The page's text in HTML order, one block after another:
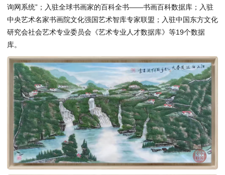
询网系统”；入驻全球书画家的百科全书——书画百科数据库；入驻
中央艺术名家书画院文化强国艺术智库专家联盟；入驻中国东方文化
研究会社会艺术专业委员会《艺术专业人才数据库》等19个数据
库。